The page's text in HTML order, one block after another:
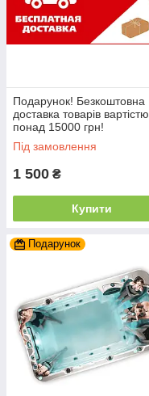
Подарунок! Безкоштовна
доставка товарів вартістю
понад 15000 грн!
Під замовлення
1 500 ₴
Купити
Подарунок